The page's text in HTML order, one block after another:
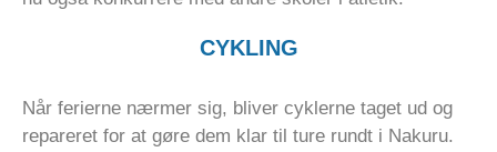
CYKLING
Når ferierne nærmer sig, bliver cyklerne taget ud og
repareret for at gøre dem klar til ture rundt i Nakuru.